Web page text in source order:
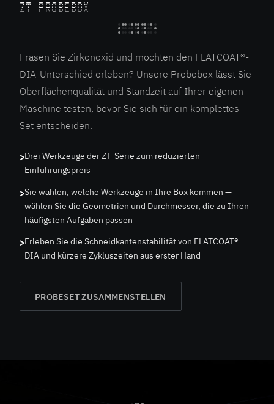
ZT PROBEBOX
Fräsen Sie Zirkonoxid und möchten den FLATCOAT®-
DIA-Unterschied erleben? Unsere Probebox lässt Sie
Oberflächenqualität und Standzeit auf Ihrer eigenen
Maschine testen, bevor Sie sich für ein komplettes
Set entscheiden.
Drei Werkzeuge der ZT-Serie zum reduzierten
Einführungspreis
Sie wählen, welche Werkzeuge in Ihre Box kommen —
wählen Sie die Geometrien und Durchmesser, die zu Ihren
häufigsten Aufgaben passen
Erleben Sie die Schneidkantenstabilität von FLATCOAT®
DIA und kürzere Zykluszeiten aus erster Hand
PROBESET ZUSAMMENSTELLEN